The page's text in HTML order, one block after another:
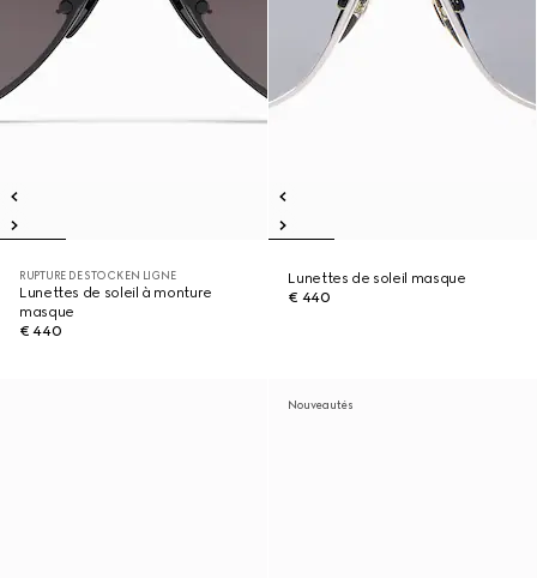
RUPTURE DE STOCK EN LIGNE
Lunettes de soleil à monture
masque
€ 440
Lunettes de soleil masque
€ 440
Nouveautés